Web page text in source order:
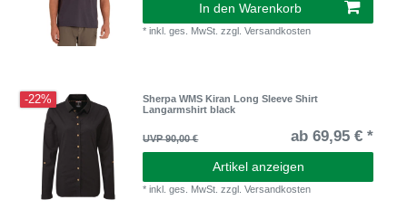
In den Warenkorb
*inkl. ges. MwSt. zzgl.Versandkosten
-22%
Sherpa WMS Kiran Long Sleeve Shirt
Langarmshirt black
UVP 90,00 € ab 69,95 € *
Artikel anzeigen
*inkl. ges. MwSt. zzgl.Versandkosten